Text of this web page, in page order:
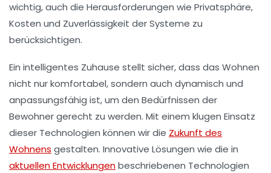
wichtig, auch die Herausforderungen wie Privatsphäre,
Kosten und Zuverlässigkeit der Systeme zu
berücksichtigen.
Ein intelligentes Zuhause stellt sicher, dass das Wohnen
nicht nur komfortabel, sondern auch dynamisch und
anpassungsfähig ist, um den Bedürfnissen der
Bewohner gerecht zu werden. Mit einem klugen Einsatz
dieser Technologien können wir die Zukunft des
Wohnens gestalten. Innovative Lösungen wie die in
aktuellen Entwicklungenbeschriebenen Technologien